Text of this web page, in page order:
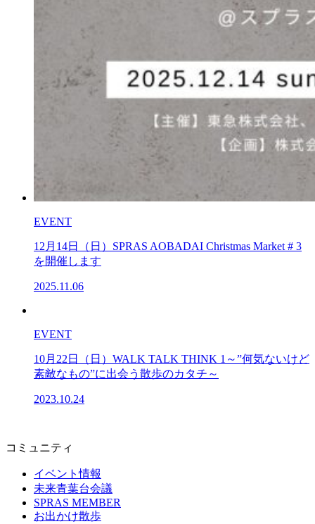
EVENT
12月14日（日）SPRAS AOBADAI Christmas Market # 3
を開催します
2025.11.06
EVENT
10月22日（日）WALK TALK THINK 1～”何気ないけど
素敵なもの”に出会う散歩のカタチ～
2023.10.24
コミュニティ
イベント情報
未来青葉台会議
SPRAS MEMBER
お出かけ散歩